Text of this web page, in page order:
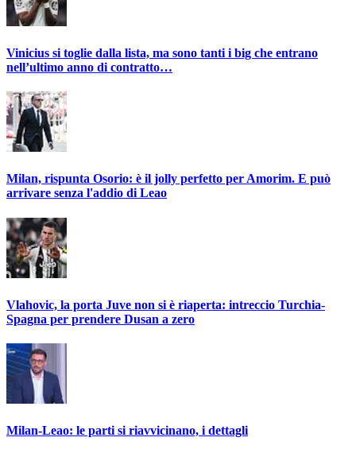
Vinicius si toglie dalla lista, ma sono tanti i big che entrano
nell’ultimo anno di contratto…
Milan, rispunta Osorio: è il jolly perfetto per Amorim. E può
arrivare senza l'addio di Leao
Vlahovic, la porta Juve non si è riaperta: intreccio Turchia-
Spagna per prendere Dusan a zero
Milan-Leao: le parti si riavvicinano, i dettagli